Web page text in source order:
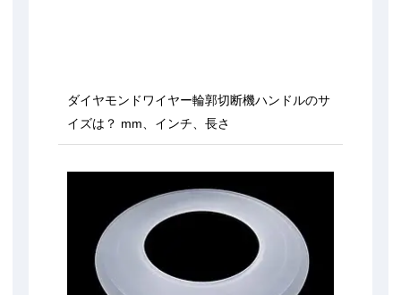
ダイヤモンドワイヤー輪郭切断機ハンドルのサ
イズは？ mm、インチ、長さ